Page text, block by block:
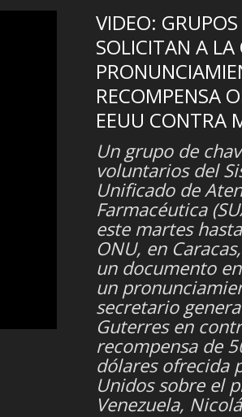
VIDEO:
SOLICITAN A
RECOMPENSA
EEUU CONTRA
Un grupo de
voluntarios del
Unificado de
Farmacéutica
este martes
ONU, en
un documento
un
secretario
Guterres en
recompensa de
dólares ofrecida
Unidos sobre el
Venezuela,